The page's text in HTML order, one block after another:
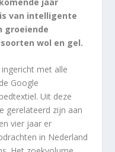
van intelligente
groeiende
wol en gel.
met alle
Google
Uit deze
gerelateerd zijn aan
vier jaar er
in Nederland